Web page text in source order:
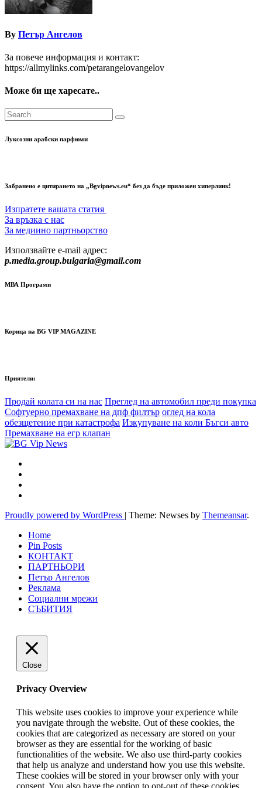
By Петър Ангелов
За повече информация и контакт:
https://allmylinks.com/petarangelovangelov
Може би ще харесате..
Луксозни арабски парфюми
Забранено е цитирането на „Bgvipnews.eu“ без да бъде приложен хиперлинк!
Изпратете вашата статия
За връзка с нас
За медиино партньорство
Използвайте e-mail адрес:
p.media.group.bulgaria@gmail.com
МВА Програми
Корица на BG VIP MAGAZINE
Приятели:
Продай колата си на нас Преглед на автомобил преди покупка
Софтуерно премахване на дпф филтър оглед на кола
обезщетение при катастрофа Изкупуване на коли Бъгси авто
Премахване на егр клапан
Proudly powered by WordPress | Theme: Newses by Themeansar.
Home
Pin Posts
КОНТАКТ
ПАРТНЬОРИ
Петър Ангелов
Реклама
Социални мрежи
СЪБИТИЯ
Close
Privacy Overview
This website uses cookies to improve your experience while
you navigate through the website. Out of these cookies, the
cookies that are categorized as necessary are stored on your
browser as they are essential for the working of basic
functionalities of the website. We also use third-party cookies
that help us analyze and understand how you use this website.
These cookies will be stored in your browser only with your
consent. You also have the option to opt-out of these cookies.